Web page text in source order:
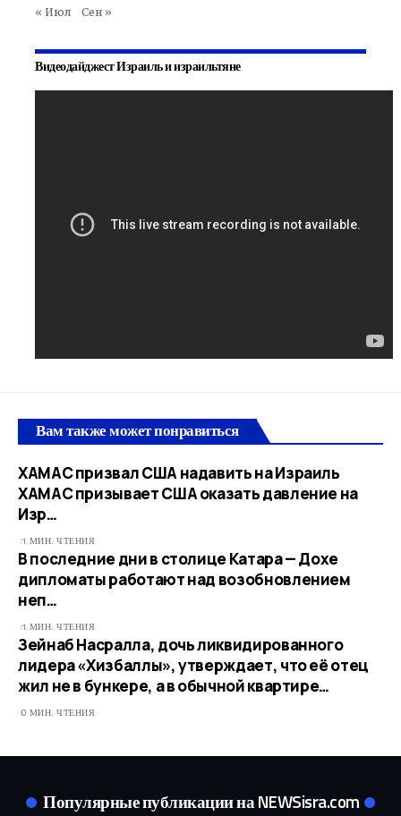
« Июл Сен »
Видеодайджест Израиль и израильтяне
Вам также может понравиться
ХАМАС призвал США надавить на Израиль
ХАМАС призывает США оказать давление на
Изр…
1 МИН. ЧТЕНИЯ
В последние дни в столице Катара — Дохе
дипломаты работают над возобновлением
неп…
1 МИН. ЧТЕНИЯ
Зейнаб Насралла, дочь ликвидированного
лидера «Хизбаллы», утверждает, что её отец
жил не в бункере, а в обычной квартире…
0 МИН. ЧТЕНИЯ
Популярные публикации на NEWSisra.com